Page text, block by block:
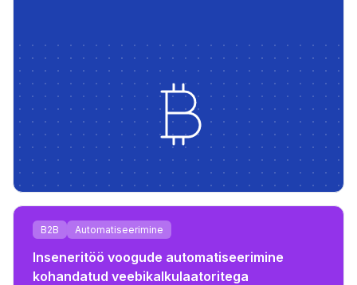
B2B Automatiseerimine
Inseneritöö voogude automatiseerimine
kohandatud veebikalkulaatoritega